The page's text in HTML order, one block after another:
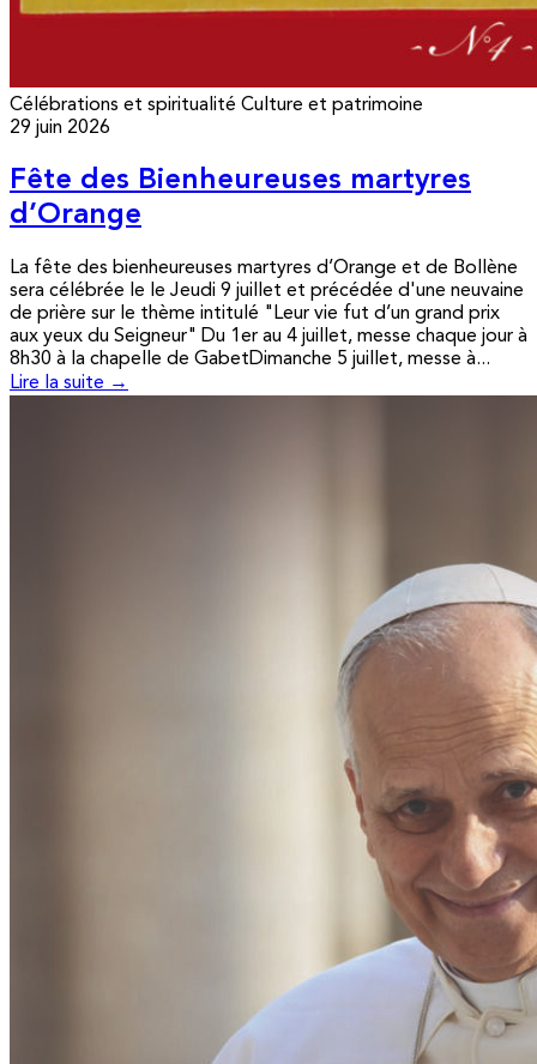
Célébrations et spiritualité Culture et patrimoine
29 juin 2026
Fête des Bienheureuses martyres
d’Orange
La fête des bienheureuses martyres d’Orange et de Bollène
sera célébrée le le Jeudi 9 juillet et précédée d'une neuvaine
de prière sur le thème intitulé "Leur vie fut d’un grand prix
aux yeux du Seigneur" Du 1er au 4 juillet, messe chaque jour à
8h30 à la chapelle de GabetDimanche 5 juillet, messe à...
Lire la suite →